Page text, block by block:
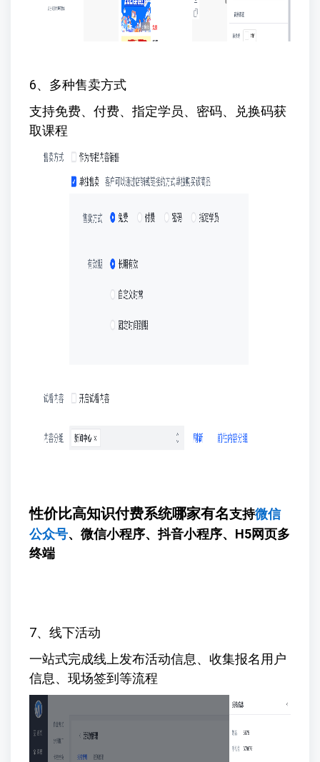
6、多种售卖方式
支持免费、付费、指定学员、密码、兑换码获
取课程
性价比高知识付费系统哪家有名支持微信
公众号、微信小程序、抖音小程序、H5网页多
终端
7、线下活动
一站式完成线上发布活动信息、收集报名用户
信息、现场签到等流程